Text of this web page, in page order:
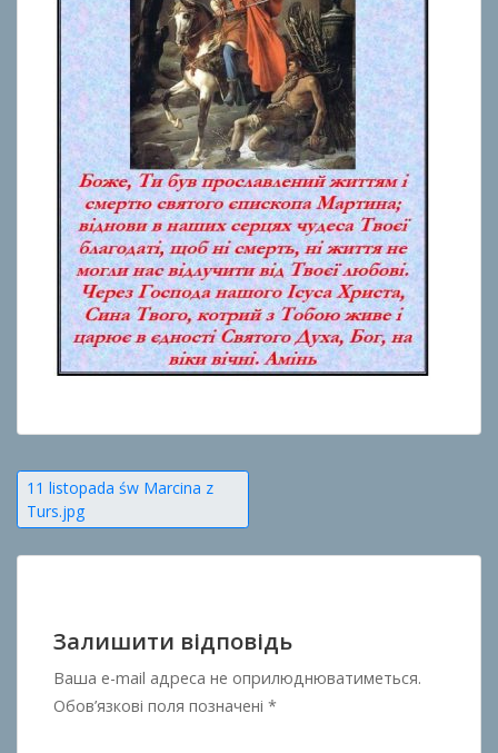
Навігація
записів
11 listopada św Marcina z
Turs.jpg
Залишити відповідь
Ваша e-mail адреса не оприлюднюватиметься.
Обов’язкові поля позначені *